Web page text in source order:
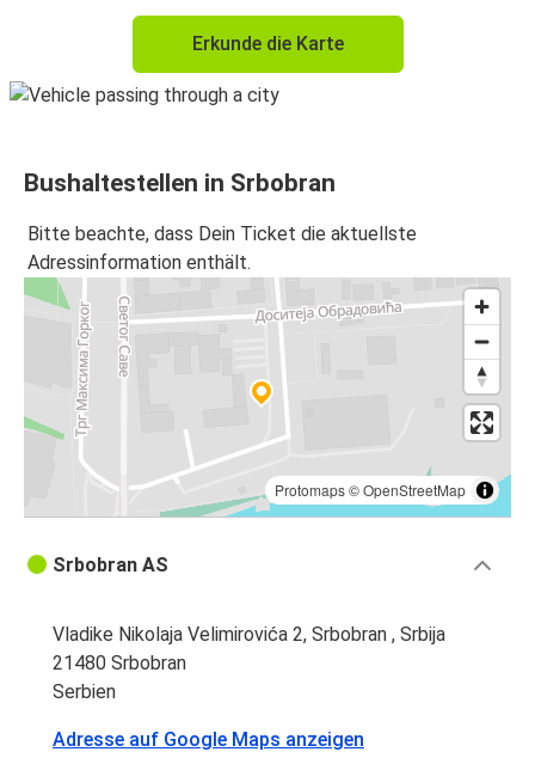
Erkunde die Karte
Bushaltestellen in Srbobran
Bitte beachte, dass Dein Ticket die aktuellste
Adressinformation enthält.
Protomaps©OpenStreetMap
Srbobran AS
Vladike Nikolaja Velimirovića 2, Srbobran , Srbija
21480 Srbobran
Serbien
Adresse auf Google Maps anzeigen